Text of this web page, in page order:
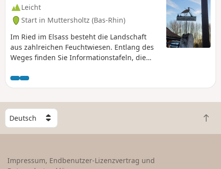
Leicht
Start in Muttersholtz (Bas-Rhin)
Im Ried im Elsass besteht die Landschaft
aus zahlreichen Feuchtwiesen. Entlang des
Weges finden Sie Informationstafeln, die
näherbringen. Der Weg ist bei Hochwasser
nicht begehbar.
W
ä
h
e
Z
u
Impressum, Endbenutzer-Lizenzvertrag und